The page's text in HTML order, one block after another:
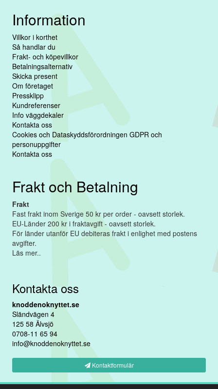
Information
Villkor i korthet
Så handlar du
Frakt- och köpevillkor
Betalningsalternativ
Skicka present
Om företaget
Pressklipp
Kundreferenser
Info väggdekaler
Kontakta oss
Cookies och Dataskyddsförordningen GDPR och
personuppgifter
Kontakta oss
Frakt och Betalning
Frakt
Fast frakt inom Sverige 50 kr per order - oavsett storlek.
EU-Länder 200 kr i fraktavgift - oavsett storlek.
För länder utanför EU debiteras frakt i enlighet med postens
avgifter.
Läs mer..
Kontakta oss
knoddenoknyttet.se
Sländvägen 4
125 58 Älvsjö
0708-11 65 94
info@knoddenoknyttet.se
Kontaktformulär